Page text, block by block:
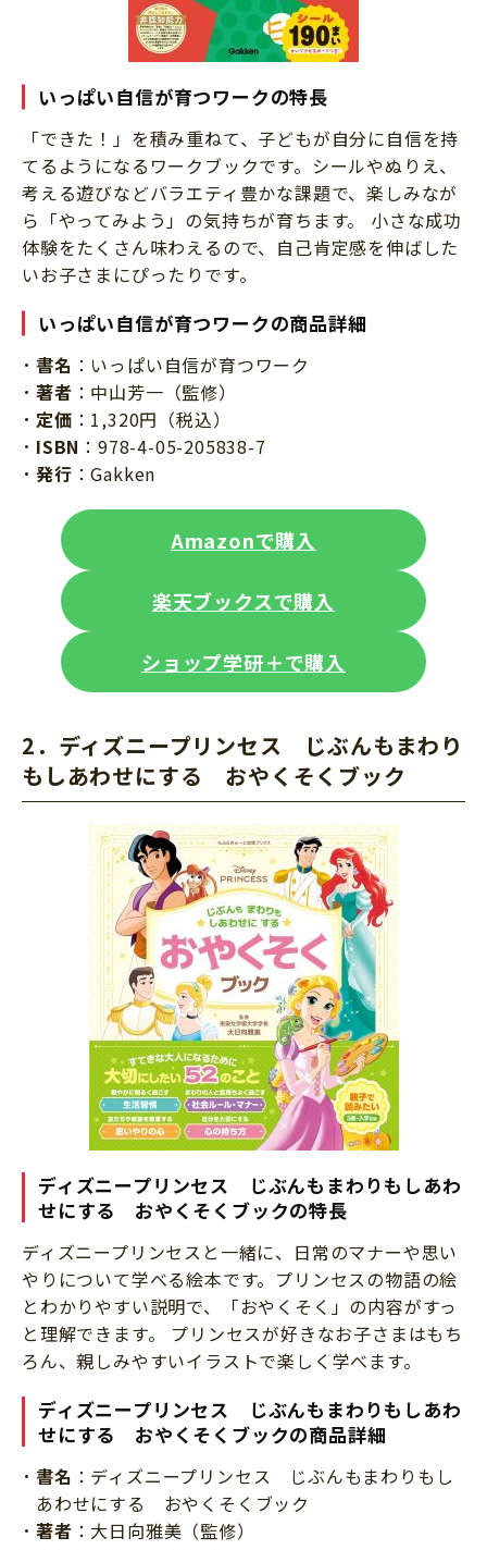
いっぱい自信が育つワークの特長
「できた！」を積み重ねて、子どもが自分に自信を持
てるようになるワークブックです。シールやぬりえ、
考える遊びなどバラエティ豊かな課題で、楽しみなが
ら「やってみよう」の気持ちが育ちます。 小さな成功
体験をたくさん味わえるので、自己肯定感を伸ばした
いお子さまにぴったりです。
いっぱい自信が育つワークの商品詳細
書名 ：いっぱい自信が育つワーク
著者 ：中山芳一（監修）
定価 ：1,320円（税込）
ISBN ：978-4-05-205838-7
発行 ：Gakken
Amazonで購入
楽天ブックスで購入
ショップ学研＋で購入
2．ディズニープリンセス じぶんもまわり
もしあわせにする おやくそくブック
ディズニープリンセス じぶんもまわりもしあわ
せにする おやくそくブックの特長
ディズニープリンセスと一緒に、日常のマナーや思い
やりについて学べる絵本です。プリンセスの物語の絵
とわかりやすい説明で、「おやくそく」の内容がすっ
と理解できます。 プリンセスが好きなお子さまはもち
ろん、親しみやすいイラストで楽しく学べます。
ディズニープリンセス じぶんもまわりもしあわ
せにする おやくそくブックの商品詳細
書名 ：ディズニープリンセス じぶんもまわりもし
あわせにする おやくそくブック
著者 ：大日向雅美（監修）